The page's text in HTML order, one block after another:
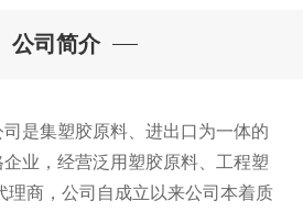
公司简介
是集塑胶原料、进出口为一体的
业，经营泛用塑胶原料、工程塑
理商，公司自成立以来公司本着质